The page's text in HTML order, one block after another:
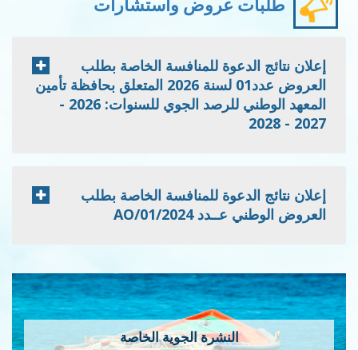
طلبات عروض واستشارات
إعلان نتائج الدعوة للمنافسة الخاصة بطلب
العروض عدد01 لسنة 2026 المتعلق بحافظة تأمين
المعهد الوطني للرصد الجوي للسنوات: 2026 -
2027 - 2028
إعلان نتائج الدعوة للمنافسة الخاصة بطلب
العروض الوطني عــدد 2024/AO/01
النشرة الجوية الخاصة